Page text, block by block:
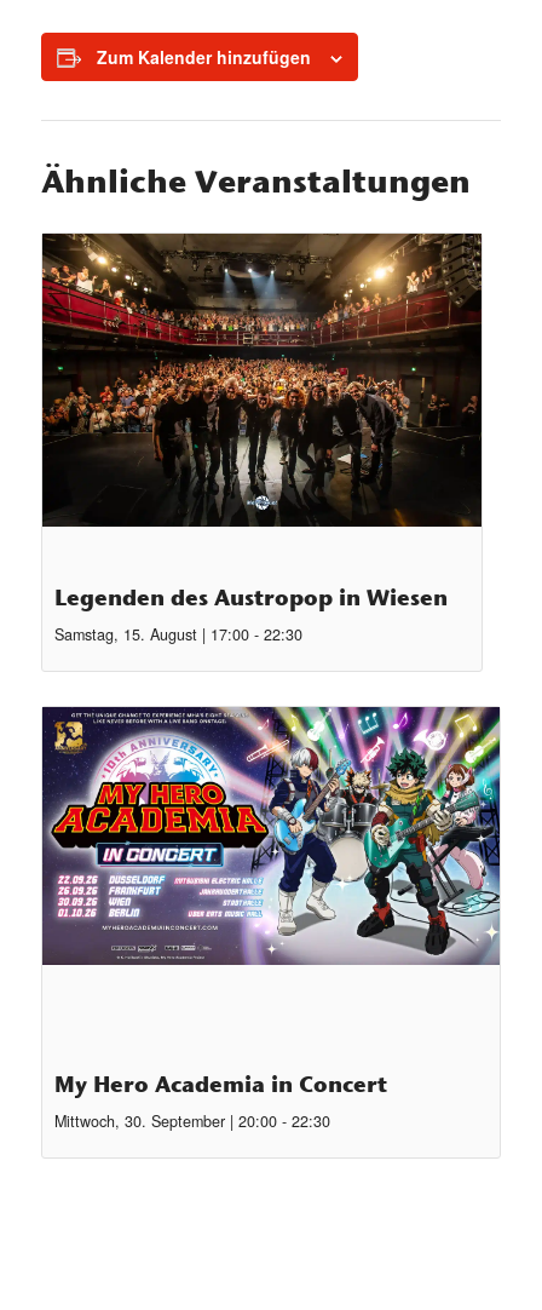
Zum Kalender hinzufügen
Ähnliche Veranstaltungen
Legenden des Austropop in Wiesen
Samstag, 15. August | 17:00 - 22:30
My Hero Academia in Concert
Mittwoch, 30. September | 20:00 - 22:30